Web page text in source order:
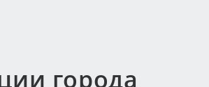
города